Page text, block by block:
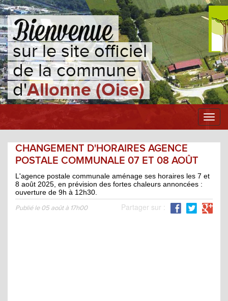
sur le site officiel
de la commune
d'Allonne (Oise)
CHANGEMENT D'HORAIRES AGENCE
POSTALE COMMUNALE 07 ET 08 AOÛT
L'agence postale communale aménage ses horaires les 7 et
8 août 2025, en prévision des fortes chaleurs annoncées :
ouverture de 9h à 12h30.
Publié le 05 août à 17h00
Partager sur :